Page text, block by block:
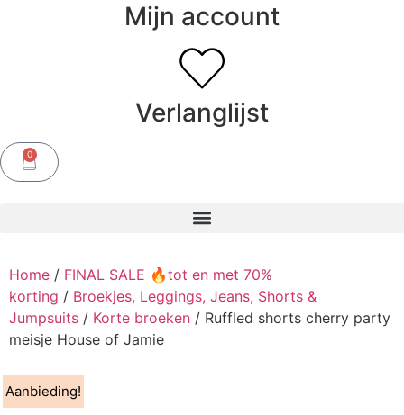
Mijn account
Verlanglijst
0
Home / FINAL SALE 🔥tot en met 70%
korting / Broekjes, Leggings, Jeans, Shorts &
Jumpsuits / Korte broeken / Ruffled shorts cherry party
meisje House of Jamie
Aanbieding!